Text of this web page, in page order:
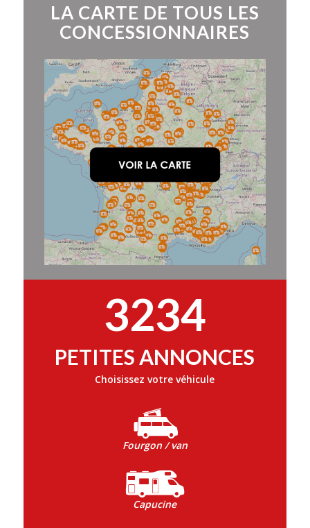
LA CARTE DE TOUS LES
CONCESSIONNAIRES
3234
PETITES ANNONCES
Choisissez votre véhicule
Fourgon / van
Capucine